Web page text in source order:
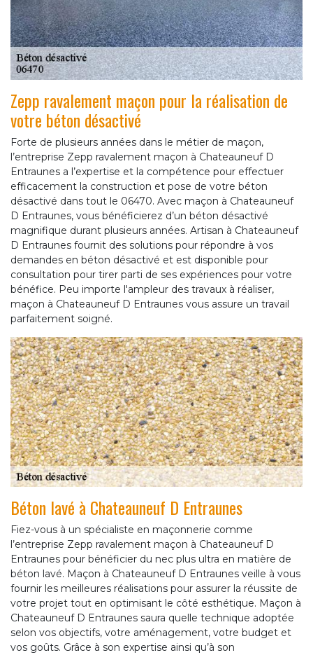
Zepp ravalement maçon pour la réalisation de
votre béton désactivé
Forte de plusieurs années dans le métier de maçon,
l’entreprise Zepp ravalement maçon à Chateauneuf D
Entraunes a l’expertise et la compétence pour effectuer
efficacement la construction et pose de votre béton
désactivé dans tout le 06470. Avec maçon à Chateauneuf
D Entraunes, vous bénéficierez d’un béton désactivé
magnifique durant plusieurs années. Artisan à Chateauneuf
D Entraunes fournit des solutions pour répondre à vos
demandes en béton désactivé et est disponible pour
consultation pour tirer parti de ses expériences pour votre
bénéfice. Peu importe l'ampleur des travaux à réaliser,
maçon à Chateauneuf D Entraunes vous assure un travail
parfaitement soigné.
Béton lavé à Chateauneuf D Entraunes
Fiez-vous à un spécialiste en maçonnerie comme
l’entreprise Zepp ravalement maçon à Chateauneuf D
Entraunes pour bénéficier du nec plus ultra en matière de
béton lavé. Maçon à Chateauneuf D Entraunes veille à vous
fournir les meilleures réalisations pour assurer la réussite de
votre projet tout en optimisant le côté esthétique. Maçon à
Chateauneuf D Entraunes saura quelle technique adoptée
selon vos objectifs, votre aménagement, votre budget et
vos goûts. Grâce à son expertise ainsi qu’à son